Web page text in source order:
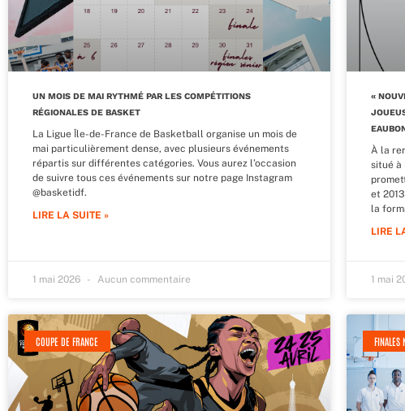
UN MOIS DE MAI RYTHMÉ PAR LES COMPÉTITIONS
RÉGIONALES DE BASKET
La Ligue Île-de-France de Basketball organise un mois de
mai particulièrement dense, avec plusieurs événements
répartis sur différentes catégories. Vous aurez l’occasion
de suivre tous ces événements sur notre page Instagram
@basketidf.
LIRE LA SUITE »
1 mai 2026 Aucun commentaire
«
À la
situé à
et
la
LIRE
1 mai
COUPE DE FRANCE FINALES